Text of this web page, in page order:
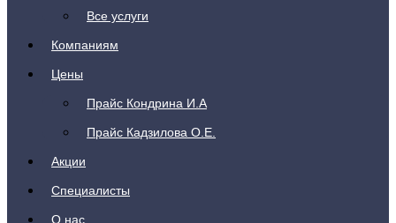
Все услуги
Компаниям
Цены
Прайс Кондрина И.А
Прайс Кадзилова О.Е.
Акции
Специалисты
О нас